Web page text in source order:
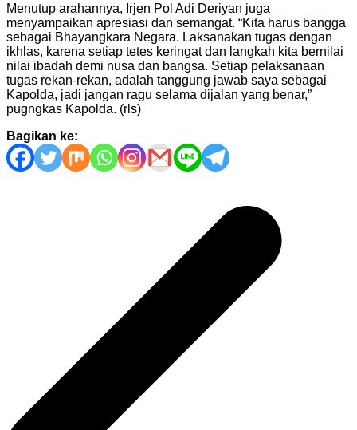
Menutup arahannya, Irjen Pol Adi Deriyan juga
menyampaikan apresiasi dan semangat. “Kita harus bangga
sebagai Bhayangkara Negara. Laksanakan tugas dengan
ikhlas, karena setiap tetes keringat dan langkah kita bernilai
nilai ibadah demi nusa dan bangsa. Setiap pelaksanaan
tugas rekan-rekan, adalah tanggung jawab saya sebagai
Kapolda, jadi jangan ragu selama dijalan yang benar,”
pugngkas Kapolda. (rls)
Bagikan ke: